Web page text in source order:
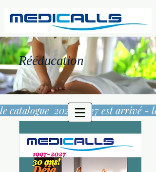
Rééducation
le catalogue  2026/2027 est arrivé -